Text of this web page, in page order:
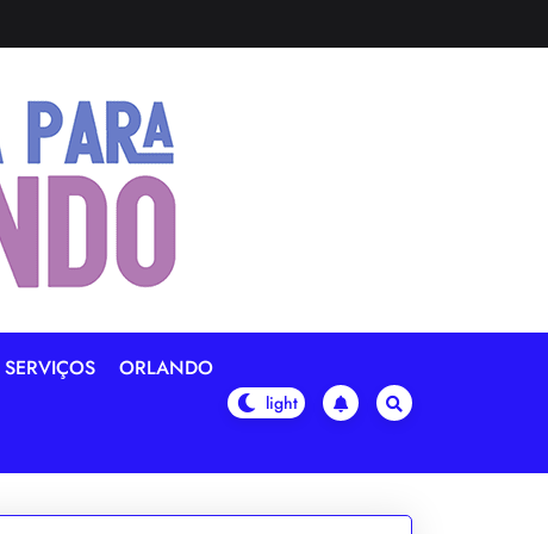
SERVIÇOS ORLANDO